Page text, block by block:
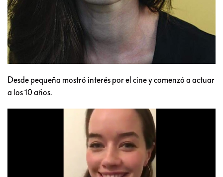
Desde pequeña mostró interés por el cine y comenzó a actuar
a los 10 años.